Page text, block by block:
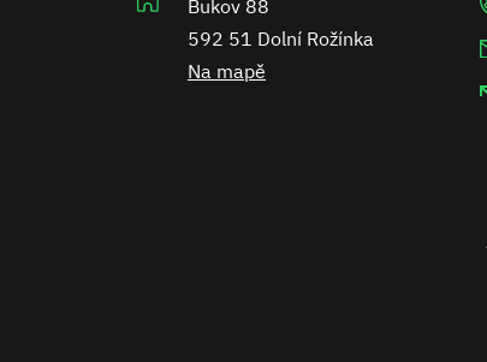
Bukov 88
592 51 Dolní Rožínka
Na mapě